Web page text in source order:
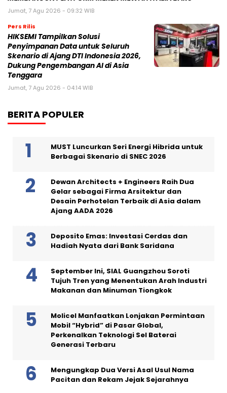
Jumat, 7 Agu 2026 - 09:32 WIB
Pers Rilis
HIKSEMI Tampilkan Solusi
Penyimpanan Data untuk Seluruh
Skenario di Ajang DTI Indonesia 2026,
Dukung Pengembangan AI di Asia
Tenggara
Jumat, 7 Agu 2026 - 04:14 WIB
BERITA POPULER
MUST Luncurkan Seri Energi Hibrida untuk
Berbagai Skenario di SNEC 2026
Dewan Architects + Engineers Raih Dua
Gelar sebagai Firma Arsitektur dan
Desain Perhotelan Terbaik di Asia dalam
Ajang AADA 2026
Deposito Emas: Investasi Cerdas dan
Hadiah Nyata dari Bank Saridana
September Ini, SIAL Guangzhou Soroti
Tujuh Tren yang Menentukan Arah Industri
Makanan dan Minuman Tiongkok
Molicel Manfaatkan Lonjakan Permintaan
Mobil “Hybrid” di Pasar Global,
Perkenalkan Teknologi Sel Baterai
Generasi Terbaru
Mengungkap Dua Versi Asal Usul Nama
Pacitan dan Rekam Jejak Sejarahnya